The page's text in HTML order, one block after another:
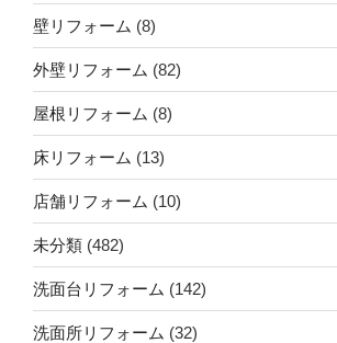
壁リフォーム (8)
外壁リフォーム (82)
屋根リフォーム (8)
床リフォーム (13)
店舗リフォーム (10)
未分類 (482)
洗面台リフォーム (142)
洗面所リフォーム (32)